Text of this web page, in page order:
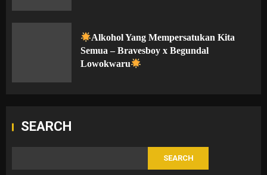
Alkohol Yang Mempersatukan Kita
Semua – Bravesboy x Begundal
Lowokwaru
SEARCH
SEARCH